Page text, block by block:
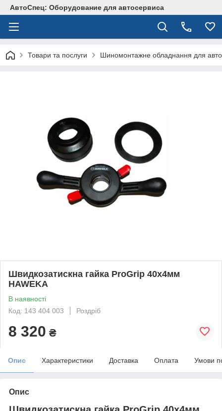
АвтоСпец: Оборудование для автосервиса
Товари та послуги Шиномонтажне обладнання для
Швидкозатискна гайка ProGrip 40x4мм
HAWEKA
В наявності
Код: 143 404 003
Роздріб
8 320 ₴
Опис Характеристики Доставка Оплата Умови
Опис